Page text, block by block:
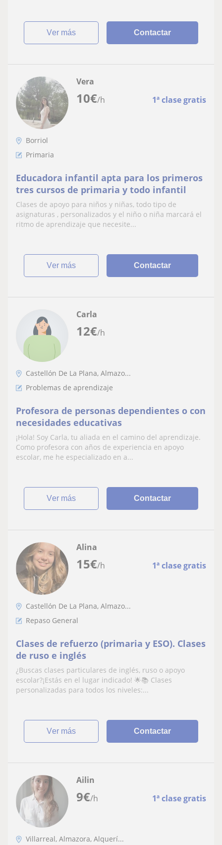
ver más Contactar
10€/h 1ª clase gratis
Vera
Borriol
Primaria
Educadora infantil apta para los primeros
tres cursos de primaria y todo infantil
Clases de apoyo para niños y niñas, todo tipo de
asignaturas , personalizados y el niño o niña marcará el
ritmo de aprendizaje que necesite...
ver más Contactar
12€/h
Carla
Castellón De La Plana, Almazo...
Problemas de aprendizaje
Profesora de personas dependientes o con
necesidades educativas
¡Hola! Soy Carla, tu aliada en el camino del aprendizaje.
Como profesora con años de experiencia en apoyo
escolar, me he especializado en a...
ver más Contactar
15€/h 1ª clase gratis
Alina
Castellón De La Plana, Almazo...
Repaso General
Clases de refuerzo (primaria y ESO). Clases
de ruso e inglés
¿Buscas clases particulares de inglés, ruso o apoyo
escolar?¡Estás en el lugar indicado! 🌟📚 Clases
personalizadas para todos los niveles:...
ver más Contactar
9€/h 1ª clase gratis
Ailin
Villarreal, Almazora, Alquerí...